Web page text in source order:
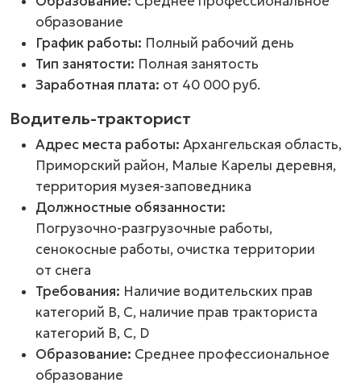
образование
График работы: Полный рабочий день
Тип занятости: Полная занятость
Заработная плата: от 40 000 руб.
Водитель-тракторист
Адрес места работы: Архангельская область,
Приморский район, Малые Карелы деревня,
территория музея-заповедника
Должностные обязанности:
Погрузочно-разгрузочные работы,
сенокосные работы, очистка территории
от снега
Требования: Наличие водительских прав
категорий В, С, наличие прав тракториста
категорий В, С, D
Образование: Cреднее профессиональное
образование